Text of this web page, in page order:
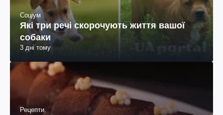
Соціум
Які три речі скорочують життя вашої
собаки
3 дні тому
Рецепти